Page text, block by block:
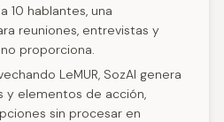
10 hablantes, una
reuniones, entrevistas y
proporciona.
LeMUR, SozAI genera
y elementos de acción,
sin procesar en